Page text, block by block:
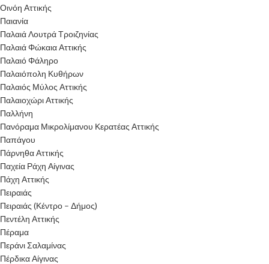
Οινόη Αττικής
Παιανία
Παλαιά Λουτρά Τροιζηνίας
Παλαιά Φώκαια Αττικής
Παλαιό Φάληρο
Παλαιόπολη Κυθήρων
Παλαιός Μύλος Αττικής
Παλαιοχώρι Αττικής
Παλλήνη
Πανόραμα Μικρολίμανου Κερατέας Αττικής
Παπάγου
Πάρνηθα Αττικής
Παχεία Ράχη Αίγινας
Πάχη Αττικής
Πειραιάς
Πειραιάς (Κέντρο – Δήμος)
Πεντέλη Αττικής
Πέραμα
Περάνι Σαλαμίνας
Πέρδικα Αίγινας